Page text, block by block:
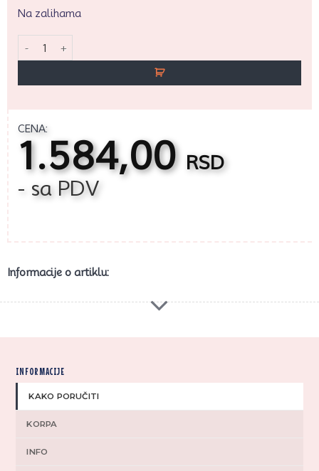
Na zalihama
CENA:
1.584,00 RSD
- sa PDV
Informacije o artiklu:
INFORMACIJE
KAKO PORUČITI
KORPA
INFO